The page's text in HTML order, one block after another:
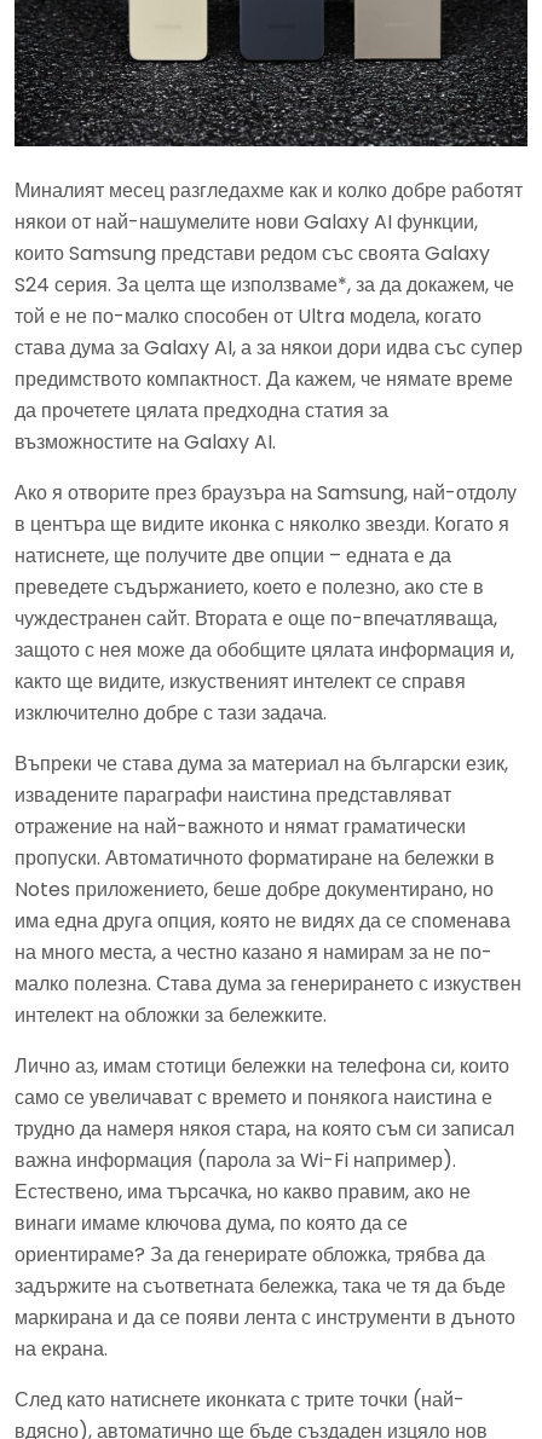
Миналият месец разгледахме как и колко добре работят
някои от най-нашумелите нови Galaxy AI функции,
които Samsung представи редом със своята Galaxy
S24 серия. За целта ще използваме*, за да докажем, че
той е не по-малко способен от Ultra модела, когато
става дума за Galaxy AI, а за някои дори идва със супер
предимството компактност. Да кажем, че нямате време
да прочетете цялата предходна статия за
възможностите на Galaxy AI.
Ако я отворите през браузъра на Samsung, най-отдолу
в центъра ще видите иконка с няколко звезди. Когато я
натиснете, ще получите две опции – едната е да
преведете съдържанието, което е полезно, ако сте в
чуждестранен сайт. Втората е още по-впечатляваща,
защото с нея може да обобщите цялата информация и,
както ще видите, изкуственият интелект се справя
изключително добре с тази задача.
Въпреки че става дума за материал на български език,
извадените параграфи наистина представляват
отражение на най-важното и нямат граматически
пропуски. Автоматичното форматиране на бележки в
Notes приложението, беше добре документирано, но
има една друга опция, която не видях да се споменава
на много места, а честно казано я намирам за не по-
малко полезна. Става дума за генерирането с изкуствен
интелект на обложки за бележките.
Лично аз, имам стотици бележки на телефона си, които
само се увеличават с времето и понякога наистина е
трудно да намеря някоя стара, на която съм си записал
важна информация (парола за Wi-Fi например).
Естествено, има търсачка, но какво правим, ако не
винаги имаме ключова дума, по която да се
ориентираме? За да генерирате обложка, трябва да
задържите на съответната бележка, така че тя да бъде
маркирана и да се появи лента с инструменти в дъното
на екрана.
След като натиснете иконката с трите точки (най-
вдясно), автоматично ще бъде създаден изцяло нов